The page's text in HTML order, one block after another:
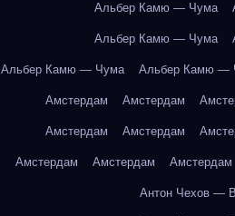
Альбер Камю — Чума
Альбер Камю — Чума
Альбер Камю — Чума Альбер Камю —
Амстердам Амстердам
Амстердам Амстердам
Амстердам Амстердам Амстердам
Антон Чехов —